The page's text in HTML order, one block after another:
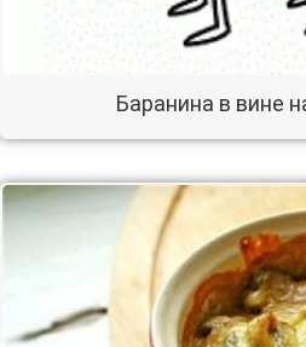
Баранина в вине